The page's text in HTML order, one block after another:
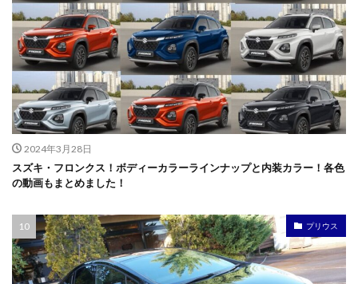
2024年3月28日
スズキ・フロンクス！ボディーカラーラインナップと内装カラー！各色
の動画もまとめました！
プリウス